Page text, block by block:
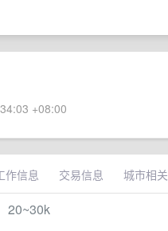
+08:00
作信息 交易信息 城市相关
20~30k